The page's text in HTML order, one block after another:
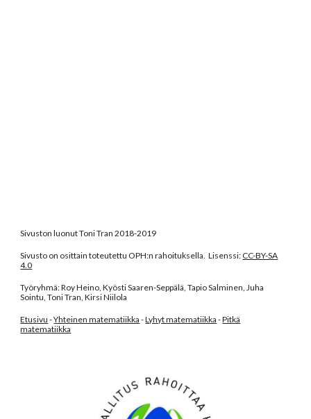
Sivuston luonut Toni Tran 2018-2019
Sivusto on osittain toteutettu OPH:n rahoituksella. Lisenssi: CC-BY-SA
4.0
Työryhmä: Roy Heino, Kyösti Saaren-Seppälä, Tapio Salminen, Juha
Sointu, Toni Tran, Kirsi Niilola
Etusivu -Yhteinen matematiikka -Lyhyt matematiikka -Pitkä
matematiikka